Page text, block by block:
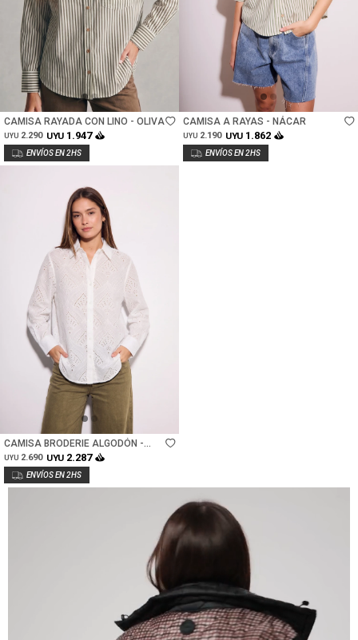
Talle
CAMISA RAYADA CON LINO - OLIVA
UYU 2.290 UYU 1.947
CAMISA A RAYAS - NÁCAR
UYU 2.190 UYU 1.862
Talle
CAMISA BRODERIE ALGODÓN -
NACAR
UYU 2.690 UYU 2.287